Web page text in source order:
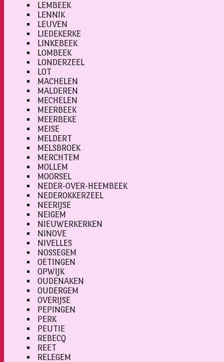
LEMBEEK
LENNIK
LEUVEN
LIEDEKERKE
LINKEBEEK
LOMBEEK
LONDERZEEL
LOT
MACHELEN
MALDEREN
MECHELEN
MEERBEEK
MEERBEKE
MEISE
MELDERT
MELSBROEK
MERCHTEM
MOLLEM
MOORSEL
NEDER-OVER-HEEMBEEK
NEDEROKKERZEEL
NEERIJSE
NEIGEM
NIEUWERKERKEN
NINOVE
NIVELLES
NOSSEGEM
OETINGEN
OPWIJK
OUDENAKEN
OUDERGEM
OVERIJSE
PEPINGEN
PERK
PEUTIE
REBECQ
REET
RELEGEM